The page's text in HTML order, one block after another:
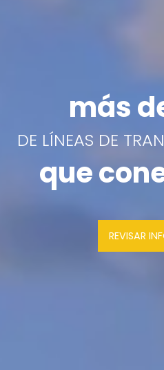
más
DE LÍNEAS DE
que
REVISAR